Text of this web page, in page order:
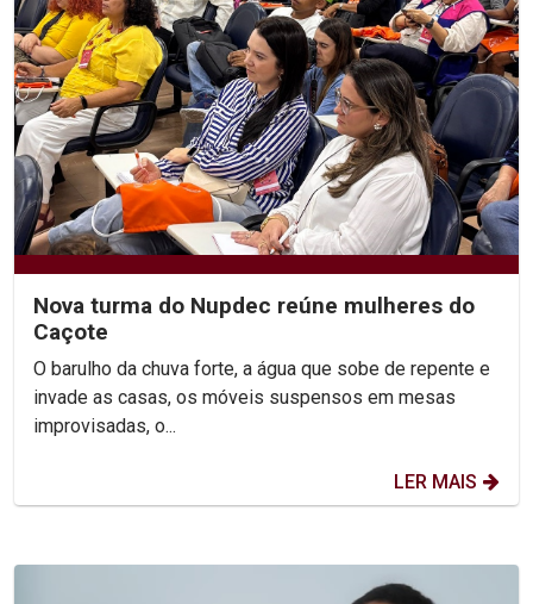
Nova turma do Nupdec reúne mulheres do
Caçote
O barulho da chuva forte, a água que sobe de repente e
invade as casas, os móveis suspensos em mesas
improvisadas, o...
LER MAIS